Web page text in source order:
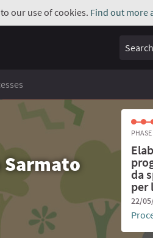
our use of cookies. Find out more
Search
da
per
22/